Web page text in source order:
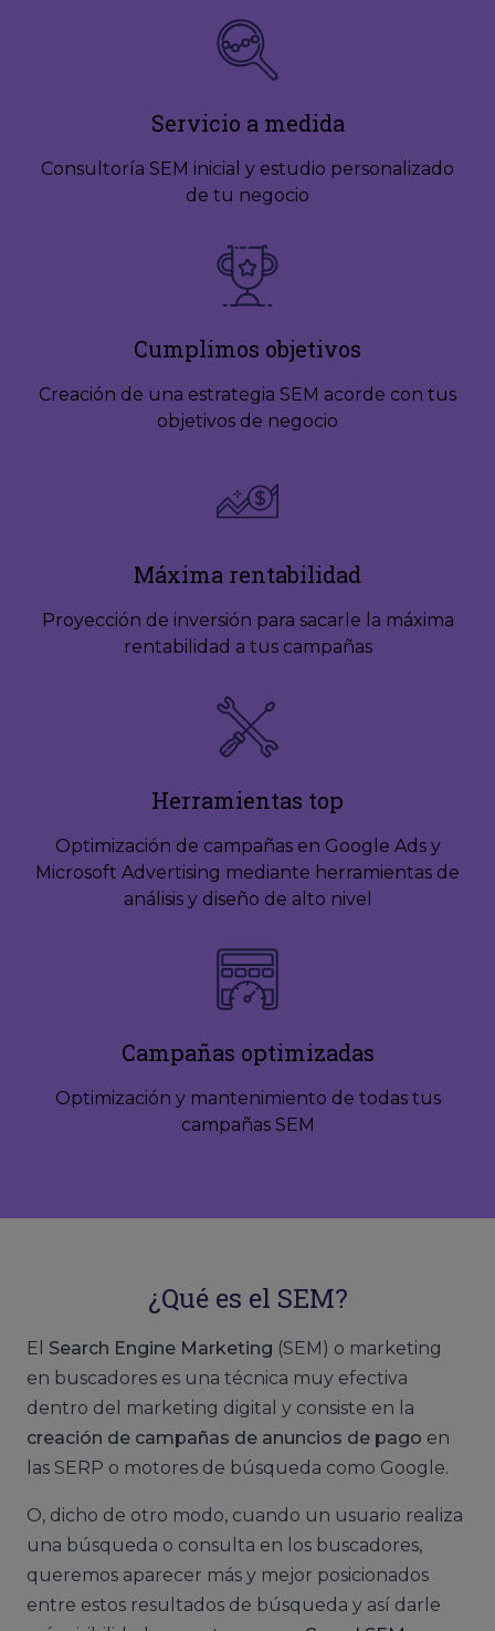
Servicio a medida
Consultoría SEM inicial y estudio personalizado
de tu negocio
Cumplimos objetivos
Creación de una estrategia SEM acorde con tus
objetivos de negocio
Máxima rentabilidad
Proyección de inversión para sacarle la máxima
rentabilidad a tus campañas
Herramientas top
Optimización de campañas en Google Ads y
Microsoft Advertising mediante herramientas de
análisis y diseño de alto nivel
Campañas optimizadas
Optimización y mantenimiento de todas tus
campañas SEM
¿Qué es el SEM?
El Search Engine Marketing (SEM) o marketing
en buscadores es una técnica muy efectiva
dentro del marketing digital y consiste en la
creación de campañas de anuncios de pago en
las SERP o motores de búsqueda como Google.
O, dicho de otro modo, cuando un usuario realiza
una búsqueda o consulta en los buscadores,
queremos aparecer más y mejor posicionados
entre estos resultados de búsqueda y así darle